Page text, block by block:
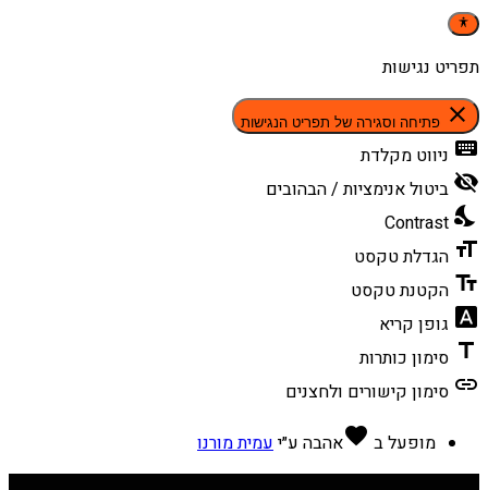
תפריט נגישות
close פתיחה וסגירה של תפריט הנגישות
keyboard ניווט מקלדת
visibility_off ביטול אנימציות / הבהובים
nights_stay
Contrast
format_size הגדלת טקסט
text_fields הקטנת טקסט
font_download גופן קריא
title סימון כותרות
link סימון קישורים ולחצנים
מופעל ב favoriteאהבה ע״יעמית מורנו